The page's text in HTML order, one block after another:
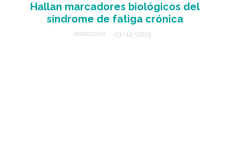
Hallan marcadores biológicos del
síndrome de fatiga crónica
redacción 23/12/2025